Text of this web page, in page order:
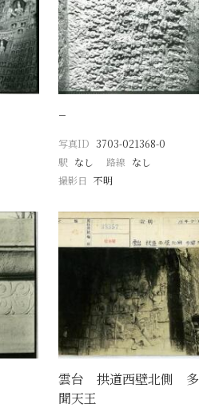
−
写真ID 3703-021368-0
駅 なし 路線 なし
撮影日 不明
雲台 拱道西壁北側 多
聞天王